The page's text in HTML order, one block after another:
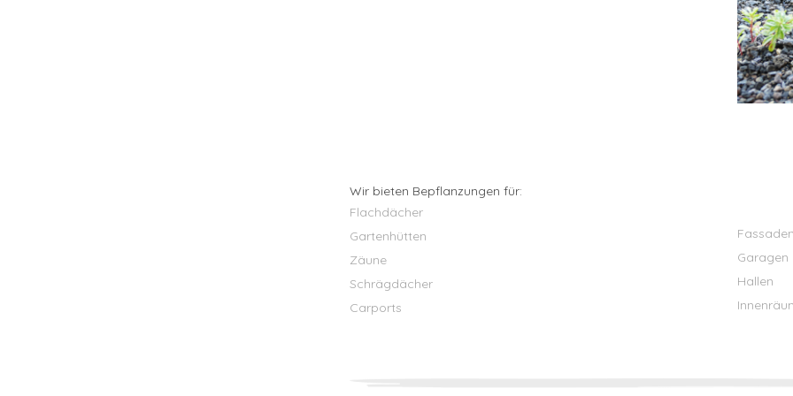
Wir bieten Bepflanzungen für:
Flachdächer
Gartenhütten
Zäune
Schrägdächer
Carports
Garagen
Hallen